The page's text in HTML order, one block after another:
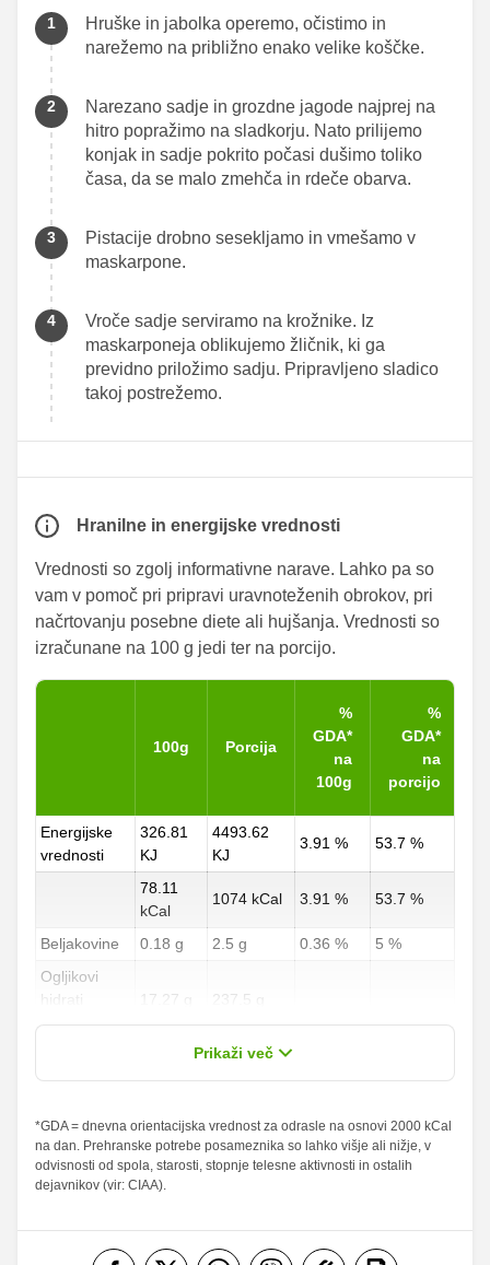
Hruške in jabolka operemo, očistimo in
narežemo na približno enako velike koščke.
Narezano sadje in grozdne jagode najprej na
hitro popražimo na sladkorju. Nato prilijemo
konjak in sadje pokrito počasi dušimo toliko
časa, da se malo zmehča in rdeče obarva.
Pistacije drobno sesekljamo in vmešamo v
maskarpone.
Vroče sadje serviramo na krožnike. Iz
maskarponeja oblikujemo žličnik, ki ga
previdno priložimo sadju. Pripravljeno sladico
takoj postrežemo.
Hranilne in energijske vrednosti
Vrednosti so zgolj informativne narave. Lahko pa so
vam v pomoč pri pripravi uravnoteženih obrokov, pri
načrtovanju posebne diete ali hujšanja. Vrednosti so
izračunane na 100 g jedi ter na porcijo.
100g Porcija
%
GDA*
na
100g
%
GDA*
na
porcijo
Energijske
vrednosti
326.81
KJ
4493.62
KJ
3.91 % 53.7 %
78.11
kCal
1074 kCal 3.91 % 53.7 %
Beljakovine 0.18 g 2.5 g 0.36 %
5 %
Ogljikovi
hidrati
17.27 g 237.5 g
196 g
6.4 % 87.96 %
od teh
nasičene
maščobne
1.24 g
0.69 g
17 g 1.77 % 24.29 %
0.11 g 1.5 g 0.44 % 6 %
Prikaži več
*GDA = dnevna orientacijska vrednost za odrasle na osnovi 2000 kCal
na dan. Prehranske potrebe posameznika so lahko višje ali nižje, v
odvisnosti od spola, starosti, stopnje telesne aktivnosti in ostalih
dejavnikov (vir: CIAA).